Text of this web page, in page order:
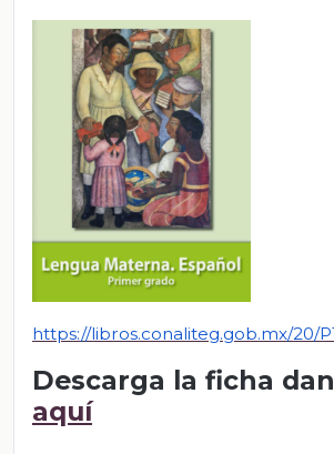
https://libros.conaliteg.gob.mx/20/
Descarga la ficha
aquí